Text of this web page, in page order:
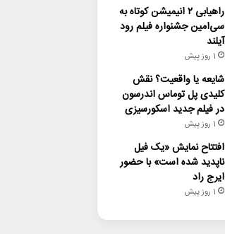
راهیابی ۲ انیمیشن کوتاه به
سی‌امین جشنواره فیلم رود
آیلند
1 روز پیش
شایعه یا واقعیت؟ نقش
کلیدی پل توماس اندرسون
در فیلم جدید اسکورسیزی
1 روز پیش
افتتاح نمایش «یک فیل
ناپدید شده است» با حضور
ایرج راد
1 روز پیش